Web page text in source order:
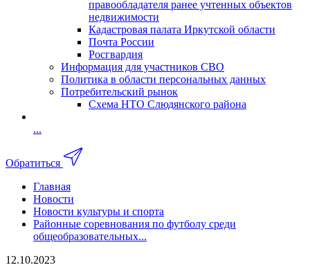
правообладателя ранее учтенных объектов
недвижимости
Кадастровая палата Иркутской области
Почта России
Росгвардия
Информация для участников СВО
Политика в области персональных данных
Потребительский рынок
Схема НТО Слюдянского района
...
Обратиться
Главная
Новости
Новости культуры и спорта
Районные соревнования по футболу среди
общеобразовательных...
12.10.2023